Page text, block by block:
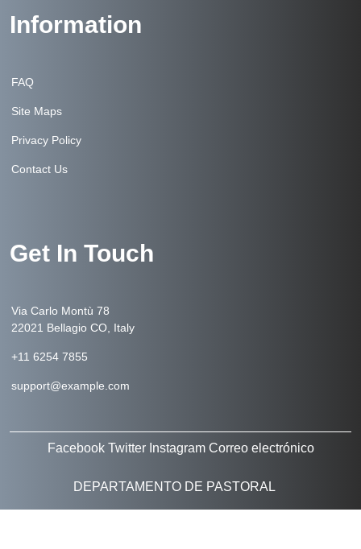
Information
FAQ
Site Maps
Privacy Policy
Contact Us
Get In Touch
Via Carlo Montù 78
22021 Bellagio CO, Italy
+11 6254 7855
support@example.com
Facebook Twitter Instagram Correo electrónico
DEPARTAMENTO DE PASTORAL